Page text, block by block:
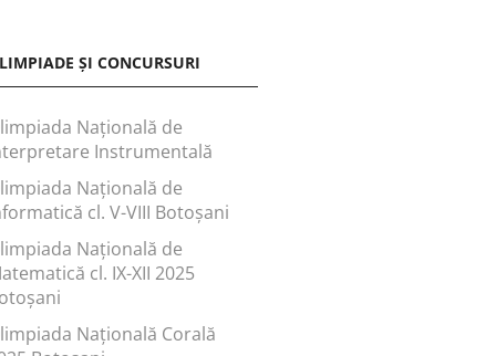
ȘI CONCURSURI
Națională de
Instrumentală
Națională de
cl. V-VIII Botoșani
Națională de
cl. IX-XII 2025
Națională Corală